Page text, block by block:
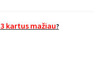
3 kartus mažiau?